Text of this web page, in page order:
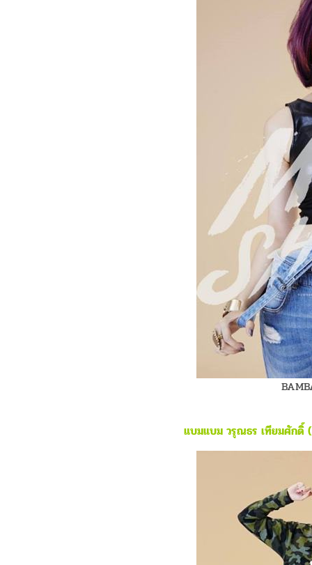
แบมแบม วรุณธร เทียมศักดิ์